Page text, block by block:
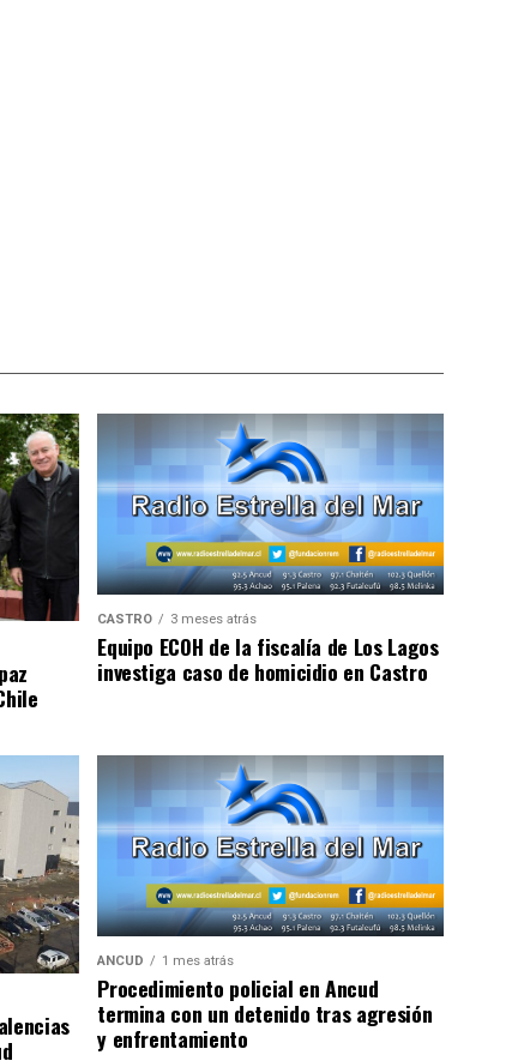
CASTRO 3 meses atrás
Equipo ECOH de la fiscalía de Los Lagos
investiga caso de homicidio en Castro
ANCUD 1 mes atrás
Procedimiento policial en Ancud
termina con un detenido tras agresión
y enfrentamiento